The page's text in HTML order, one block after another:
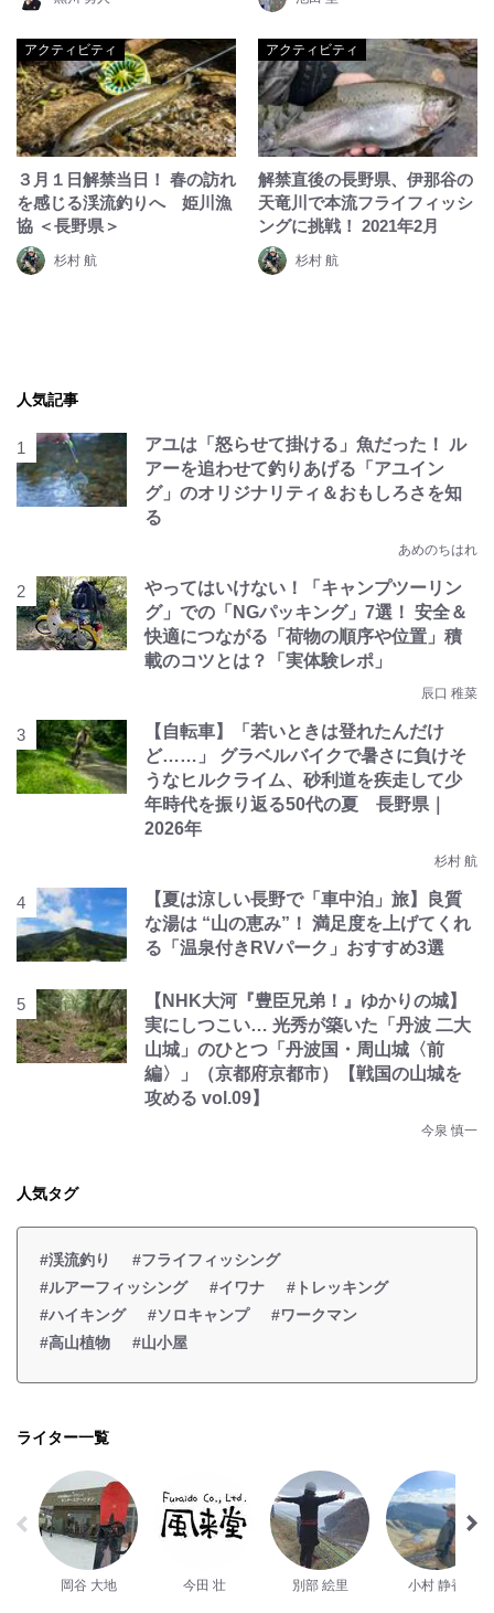
アクティビティ
３月１日解禁当日！ 春の訪れ
を感じる渓流釣りへ 姫川漁
協 ＜長野県＞
杉村 航
アクティビティ
解禁直後の長野県、伊那谷の
天竜川で本流フライフィッシ
ングに挑戦！ 2021年2月
杉村 航
人気記事
アユは「怒らせて掛ける」魚だった！ ル
アーを追わせて釣りあげる「アユイン
グ」のオリジナリティ＆おもしろさを知
る
あめのちはれ
やってはいけない！「キャンプツーリン
グ」での「NGパッキング」7選！ 安全＆
快適につながる「荷物の順序や位置」積
載のコツとは？「実体験レポ」
辰口 稚菜
【自転車】「若いときは登れたんだけ
ど……」 グラベルバイクで暑さに負けそ
うなヒルクライム、砂利道を疾走して少
年時代を振り返る50代の夏 長野県｜
2026年
杉村 航
【夏は涼しい長野で「車中泊」旅】良質
な湯は “山の恵み”！ 満足度を上げてくれ
る「温泉付きRVパーク」おすすめ3選
【NHK大河『豊臣兄弟！』ゆかりの城】
実にしつこい… 光秀が築いた「丹波 二大
山城」のひとつ「丹波国・周山城〈前
編〉」（京都府京都市）【戦国の山城を
攻める vol.09】
今泉 慎一
人気タグ
#渓流釣り
#フライフィッシング
#ルアーフィッシング
#イワナ
#トレッキング
#ハイキング
#ソロキャンプ
#ワークマン
#高山植物
#山小屋
ライター一覧
岡谷 大地 今田 壮 別部 絵里 小村 静香